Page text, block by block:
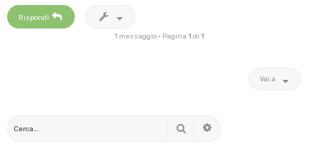
Rispondi
1 messaggio • Pagina 1 di 1
Vai a
Cerca